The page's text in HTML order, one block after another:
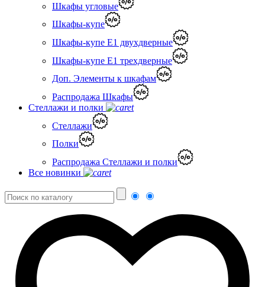
Шкафы угловые
Шкафы-купе
Шкафы-купе Е1 двухдверные
Шкафы-купе Е1 трехдверные
Доп. Элементы к шкафам
Распродажа Шкафы
Стеллажи и полки
Стеллажи
Полки
Распродажа Стеллажи и полки
Все новинки